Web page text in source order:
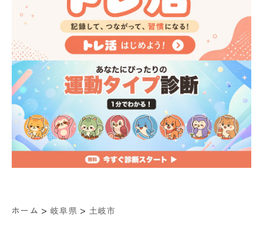
ホーム > 岐阜県 > 土岐市